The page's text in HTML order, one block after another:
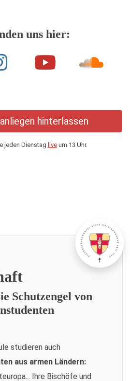
uns hier:
hinterlassen
jeden Dienstag liveum 13 Uhr.
Schutzengel von
studieren auch
aus armen Ländern:
Ihre Bischöfe und